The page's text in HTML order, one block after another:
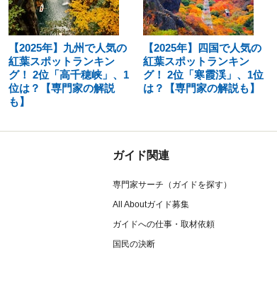
【2025年】九州で人気の
紅葉スポットランキン
グ！ 2位「高千穂峡」、1
位は？【専門家の解説
も】
【2025年】四国で人気の
紅葉スポットランキン
グ！ 2位「寒霞渓」、1位
は？【専門家の解説も】
ガイド関連
専門家サーチ（ガイドを探す）
All Aboutガイド募集
ガイドへの仕事・取材依頼
国民の決断